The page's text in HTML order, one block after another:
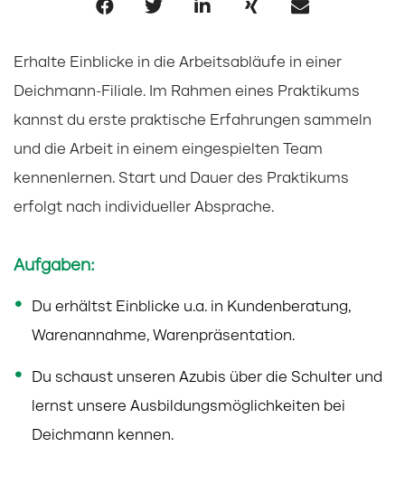
Erhalte Einblicke in die Arbeitsabläufe in einer
Deichmann-Filiale. Im Rahmen eines Praktikums
kannst du erste praktische Erfahrungen sammeln
und die Arbeit in einem eingespielten Team
kennenlernen. Start und Dauer des Praktikums
erfolgt nach individueller Absprache.
Aufgaben:
Du erhältst Einblicke u.a. in Kundenberatung,
Warenannahme, Warenpräsentation.
Du schaust unseren Azubis über die Schulter und
lernst unsere Ausbildungsmöglichkeiten bei
Deichmann kennen.